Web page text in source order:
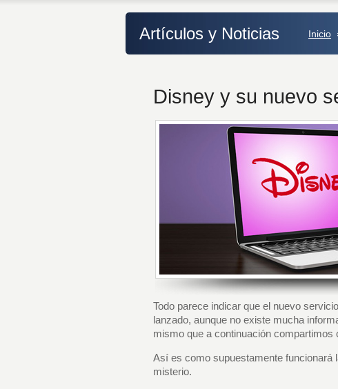
Artículos y Noticias Inicio
Disney y su nuevo
Todo parece indicar que el nuevo
lanzado, aunque no existe mucha
mismo que a continuación compartimos
Así es como supuestamente funcionará
misterio.